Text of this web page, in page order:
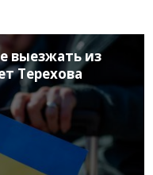
выезжать из
Терехова